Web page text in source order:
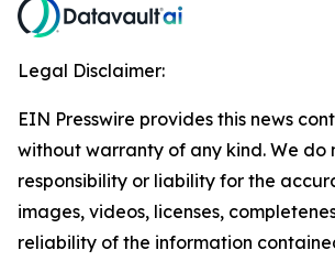
Legal Disclaimer:
EIN Presswire provides this news
without warranty of any kind. We do
responsibility or liability for the
images, videos, licenses,
reliability of the information